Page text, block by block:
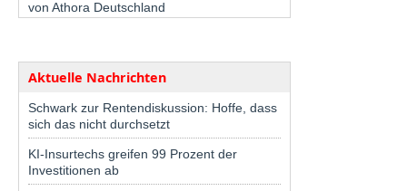
von Athora Deutschland
Aktuelle Nachrichten
Schwark zur Rentendiskussion: Hoffe, dass
sich das nicht durchsetzt
KI-Insurtechs greifen 99 Prozent der
Investitionen ab